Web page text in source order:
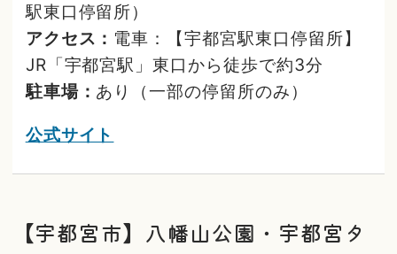
駅東口停留所）
アクセス： 電車：【宇都宮駅東口停留所】
JR「宇都宮駅」東口から徒歩で約3分
駐車場： あり（一部の停留所のみ）
公式サイト
【宇都宮市】八幡山公園・宇都宮タ